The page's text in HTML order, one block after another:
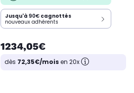
Jusqu'à 90€ cagnottés
nouveaux adhérents
1234,05€
dès 72,35€/moisen 20x